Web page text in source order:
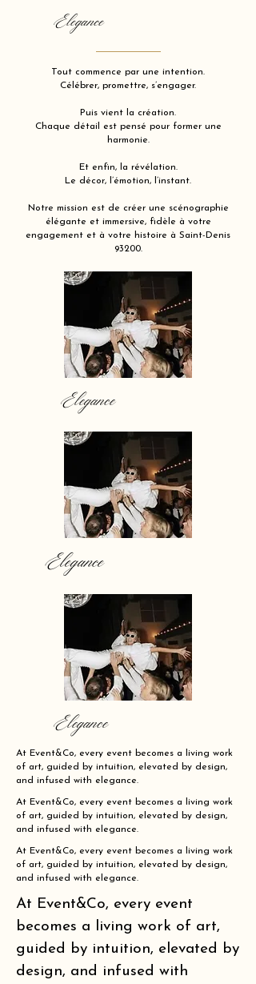
Elegance
Tout commence par une intention.
Célébrer, promettre, s’engager.
Puis vient la création.
Chaque détail est pensé pour former une
harmonie.
Et enfin, la révélation.
Le décor, l’émotion, l’instant.
Notre mission est de créer une scénographie
élégante et immersive, fidèle à votre
engagement et à votre histoire à Saint-Denis
93200.
Elegance
Elegance
Elegance
At Event&Co, every event becomes a living work
of art, guided by intuition, elevated by design,
and infused with elegance.
At Event&Co, every event becomes a living work
of art, guided by intuition, elevated by design,
and infused with elegance.
At Event&Co, every event becomes a living work
of art, guided by intuition, elevated by design,
and infused with elegance.
At Event&Co, every event
becomes a living work of art,
guided by intuition, elevated by
design, and infused with